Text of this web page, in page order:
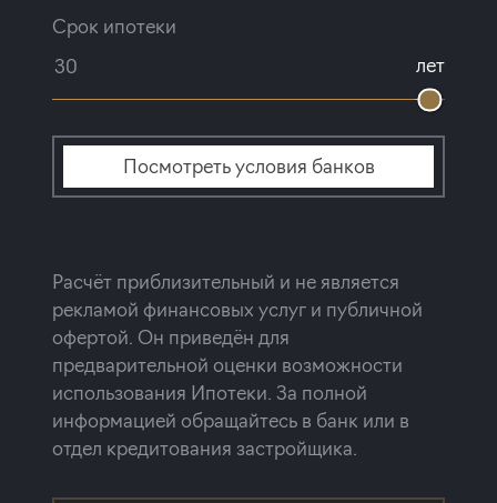
Срок ипотеки
лет
Посмотреть условия банков
Расчёт приблизительный и не является
рекламой финансовых услуг и публичной
офертой. Он приведён для
предварительной оценки возможности
использования Ипотеки. За полной
информацией обращайтесь в банк или в
отдел кредитования застройщика.